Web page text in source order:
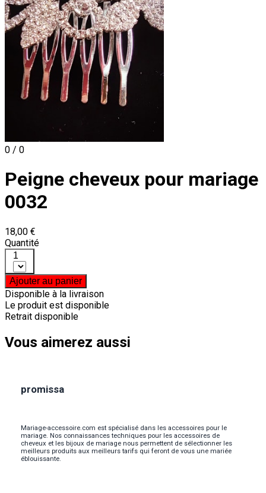
0 / 0
Peigne cheveux pour mariage
0032
18,00 €
Quantité
1
Ajouter au panier
Disponible à la livraison
Le produit est disponible
Retrait disponible
Vous aimerez aussi
promissa
Mariage-accessoire.com est spécialisé dans les accessoires pour le
mariage. Nos connaissances techniques pour les accessoires de
cheveux et les bijoux de mariage nous permettent de sélectionner les
meilleurs produits aux meilleurs tarifs qui feront de vous une mariée
éblouissante.